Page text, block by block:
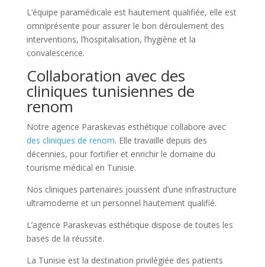
L’équipe paramédicale est hautement qualifiée, elle est
omniprésente pour assurer le bon déroulement des
interventions, l’hospitalisation, l’hygiène et la
convalescence.
Collaboration avec des
cliniques tunisiennes de
renom
Notre agence Paraskevas esthétique collabore avec
des cliniques de renom. Elle travaille depuis des
décennies, pour fortifier et enrichir le domaine du
tourisme médical en Tunisie.
Nos cliniques partenaires jouissent d’une infrastructure
ultramoderne et un personnel hautement qualifié.
L’agence Paraskevas esthétique dispose de toutes les
bases de la réussite.
La Tunisie est la destination privilégiée des patients